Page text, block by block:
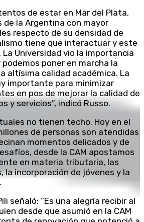
de estar en Mar del Plata,
de la Argentina con mayor
respecto de su densidad de
tiene que interactuar y este
La Universidad vio la importancia
poner en marcha la
altísima calidad académica. La
importante para minimizar
en pos de mejorar la calidad de
y servicios”, indicó Russo.
no tienen techo. Hoy en el
de personas son atendidas
momentos delicados y de
desde la CAM apostamos
en materia tributaria, las
la incorporación de jóvenes y la
señaló: “Es una alegría recibir al
desde que asumió en la CAM